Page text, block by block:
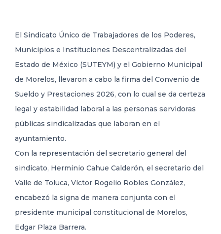
COORDINADORES
TRANSPARENCIA
El Sindicato Único de Trabajadores de los Poderes,
Municipios e Instituciones Descentralizadas del
Estado de México (SUTEYM) y el Gobierno Municipal
de Morelos, llevaron a cabo la firma del Convenio de
Sueldo y Prestaciones 2026, con lo cual se da certeza
legal y estabilidad laboral a las personas servidoras
públicas sindicalizadas que laboran en el
ayuntamiento.
Con la representación del secretario general del
sindicato, Herminio Cahue Calderón, el secretario del
Valle de Toluca, Víctor Rogelio Robles González,
encabezó la signa de manera conjunta con el
presidente municipal constitucional de Morelos,
Edgar Plaza Barrera.